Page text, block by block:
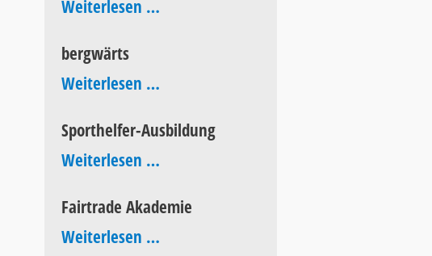
Weiterlesen …60
bergwärts
Weiterlesen …bergwärts
Sporthelfer-Ausbildung
Weiterlesen …Sporthelfer-
Fairtrade Akademie
Weiterlesen …Fairtrade